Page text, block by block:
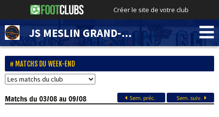
Créer le site de votre club
JS MESLIN GRAND-MARAIS
MATCHS DU WEEK-END
Matchsdu 03/08 au 09/08 Sem. préc. Sem. suiv.